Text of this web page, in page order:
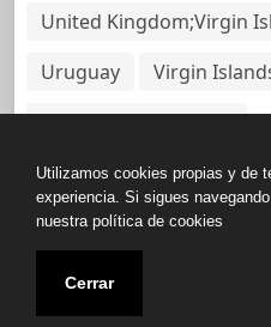
United Kingdom;Virgin
Uruguay
Virgin
Virgin Islands, British
Copyright © All
Base de Datos de
Utilizamos cookies propias y de
experiencia. Si sigues
nuestra política de cookies
Cerrar